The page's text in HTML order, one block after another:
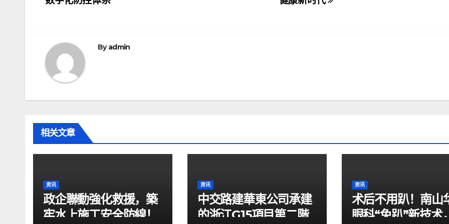
章
航
Byadmin
相关文章
资讯
政企聯動強化救援，築
牢水上施工安全防線！
资讯
中交路建華東公司承建
的浙江G15項目第二階
资讯
术后不用趴！南山
眼科“免趴”新技术